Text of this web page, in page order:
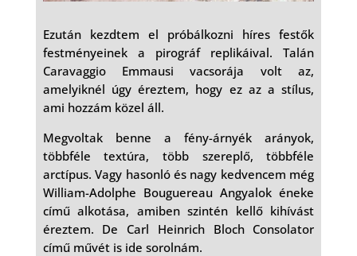
Ezután kezdtem el próbálkozni híres festők
festményeinek a pirográf replikáival. Talán
Caravaggio Emmausi vacsorája volt az,
amelyiknél úgy éreztem, hogy ez az a stílus,
ami hozzám közel áll.
Megvoltak benne a fény-árnyék arányok,
többféle textúra, több szereplő, többféle
arctípus. Vagy hasonló és nagy kedvencem még
William-Adolphe Bouguereau Angyalok éneke
című alkotása, amiben szintén kellő kihívást
éreztem. De Carl Heinrich Bloch Consolator
című művét is ide sorolnám.